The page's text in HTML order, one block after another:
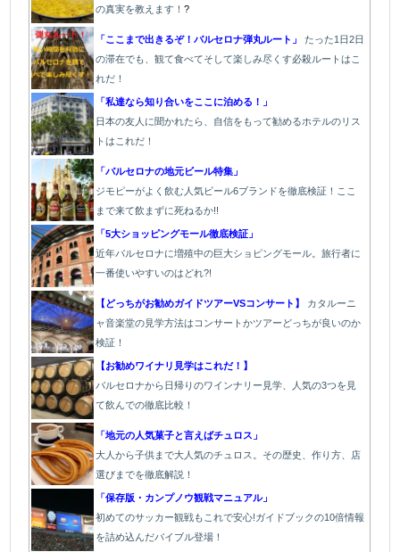
の真実を教えます！?
「ここまで出きるぞ！バルセロナ弾丸ルート」 たった1日2日
の滞在でも、観て食べてそして楽しみ尽くす必殺ルートはこ
れだ！
「私達なら知り合いをここに泊める！」
日本の友人に聞かれたら、自信をもって勧めるホテルのリス
トはこれだ！
「バルセロナの地元ビール特集」
ジモピーがよく飲む人気ビール6ブランドを徹底検証！ここ
まで来て飲まずに死ねるか!!
「5大ショッピングモール徹底検証」
近年バルセロナに増殖中の巨大ショピングモール。旅行者に
一番使いやすいのはどれ?!
【どっちがお勧めガイドツアーVSコンサート】 カタルーニ
ャ音楽堂の見学方法はコンサートかツアーどっちが良いのか
検証！
【お勧めワイナリ見学はこれだ！】
バルセロナから日帰りのワインナリー見学、人気の3つを見
て飲んでの徹底比較！
「地元の人気菓子と言えばチュロス」
大人から子供まで大人気のチュロス。その歴史、作り方、店
選びまでを徹底解説！
「保存版・カンプノウ観戦マニュアル」
初めてのサッカー観戦もこれで安心!ガイドブックの10倍情報
を詰め込んだバイブル登場！